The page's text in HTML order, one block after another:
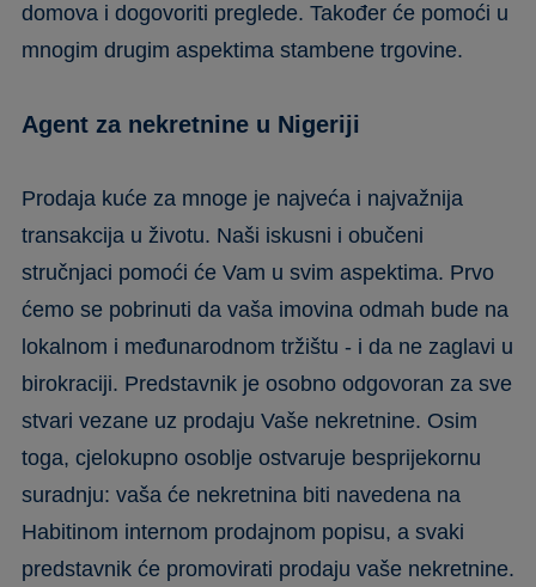
domova i dogovoriti preglede. Također će pomoći u
mnogim drugim aspektima stambene trgovine.
Agent za nekretnine u Nigeriji
Prodaja kuće za mnoge je najveća i najvažnija
transakcija u životu. Naši iskusni i obučeni
stručnjaci pomoći će Vam u svim aspektima. Prvo
ćemo se pobrinuti da vaša imovina odmah bude na
lokalnom i međunarodnom tržištu - i da ne zaglavi u
birokraciji. Predstavnik je osobno odgovoran za sve
stvari vezane uz prodaju Vaše nekretnine. Osim
toga, cjelokupno osoblje ostvaruje besprijekornu
suradnju: vaša će nekretnina biti navedena na
Habitinom internom prodajnom popisu, a svaki
predstavnik će promovirati prodaju vaše nekretnine.